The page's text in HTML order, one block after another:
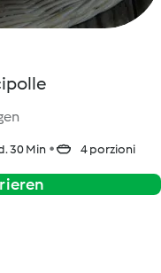
30 Min 4 porzioni